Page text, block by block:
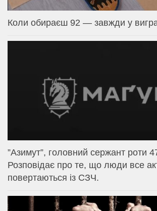
Коли обираєш 92 — завжди у
⁨”Азимут”, головний сержант роти
Розповідає про те, що люди все
повертаються із СЗЧ.